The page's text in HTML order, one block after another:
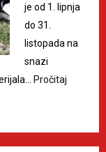
je od 1. lipnja
do 31.
listopada na
snazi
Pročitaj